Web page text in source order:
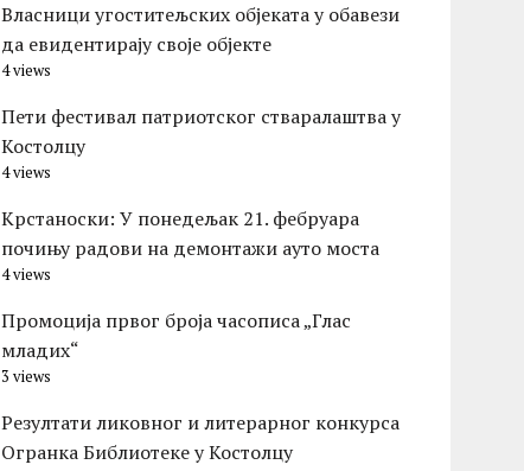
Власници угоститељских објеката у обавези
да евидентирају своје објекте
4 views
Пети фестивал патриотског стваралаштва у
Костолцу
4 views
Kрстаноски: У понедељак 21. фебруара
почињу радови на демонтажи ауто моста
4 views
Промоција првог броја часописа „Глас
младих“
3 views
Резултати ликовног и литерарног конкурса
Огранка Библиотеке у Костолцу